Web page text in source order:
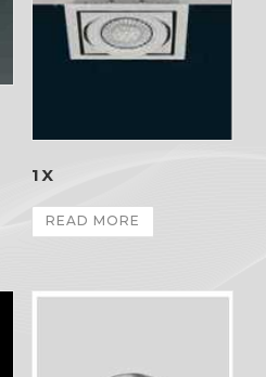
1X
READ MORE